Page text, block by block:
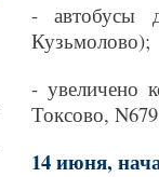
- автобусы
Кузьмолово);
- увеличено
Токсово,
14 июня,